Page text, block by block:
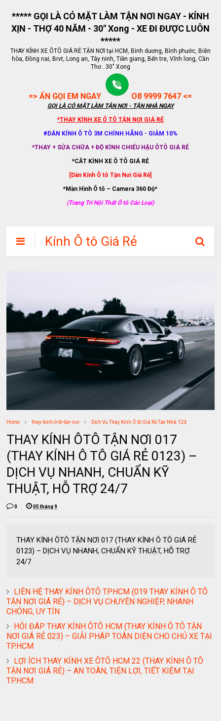
***** GỌI LÀ CÓ MẶT LÀM TẬN NƠI NGAY - KÍNH
XỊN - THỢ 40 NĂM - 30" Xong - XE ĐI ĐƯỢC LUÔN
*****
THAY KÍNH XE ÔTÔ GIÁ RẺ TẬN NƠI tại HCM, Bình dương, Bình phước, Biên
hòa, Đồng nai, Brvt, Long an, Tây ninh, Tiền giang, Bến tre, Vĩnh long, Cần
Thơ...30" Xong
=> ẤN GỌI EM NGAY O8 9999 7647 <=
GỌI LÀ CÓ MẶT LÀM TẬN NƠI - TẬN NHÀ NGAY
*THAY KÍNH XE Ô TÔ TẬN NƠI GIÁ RẺ
#DÁN KÍNH Ô TÔ 3M CHÍNH HÃNG - GIẢM 10%
*THAY + SỬA CHỮA + ĐỘ KÍNH CHIẾU HẬU ÔTÔ GIÁ RẺ
*CẮT KÍNH XE Ô TÔ GIÁ RẺ
[Dán Kính Ô tô Tận Nơi Giá Rẻ]
*Màn Hình Ô tô – Camera 360 Độ*
(Trang Trí Nội Thất Ô tô Các Loại)
Kính Ô tô Giá Rẻ
Home thay-kính-ô-tô-tận-nơi Dịch Vụ Thay Kính Ô tô Giá Rẻ Tận Nhà 12đ
THAY KÍNH ÔTÔ TẬN NƠI 017
(THAY KÍNH Ô TÔ GIÁ RẺ 0123) –
DỊCH VỤ NHANH, CHUẨN KỸ
THUẬT, HỖ TRỢ 24/7
0 05 tháng 9
THAY KÍNH ÔTÔ TẬN NƠI 017 (THAY KÍNH Ô TÔ GIÁ RẺ
0123) – DỊCH VỤ NHANH, CHUẨN KỸ THUẬT, HỖ TRỢ
24/7
LIÊN HỆ THAY KÍNH ÔTÔ TPHCM (019 THAY KÍNH Ô TÔ
TẬN NƠI GIÁ RẺ) – DỊCH VỤ CHUYÊN NGHIỆP, NHANH
CHÓNG, UY TÍN
HỎI ĐÁP THAY KÍNH ÔTÔ HCM (THAY KÍNH Ô TÔ TẬN
NƠI GIÁ RẺ 023) – GIẢI PHÁP TOÀN DIỆN CHO CHỦ XE TẠI
TP.HCM
LỢI ÍCH THAY KÍNH XE ÔTÔ HCM 22 (THAY KÍNH Ô TÔ
TẬN NƠI GIÁ RẺ) – AN TOÀN, TIỆN LỢI, TIẾT KIỆM TẠI
TP.HCM